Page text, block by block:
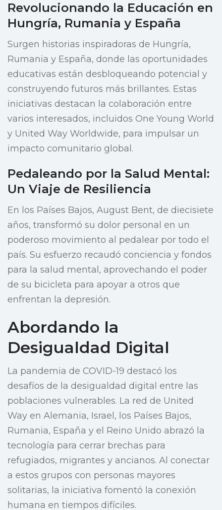
Revolucionando la Educación en
Hungría, Rumania y España
Surgen historias inspiradoras de Hungría,
Rumania y España, donde las oportunidades
educativas están desbloqueando potencial y
construyendo futuros más brillantes. Estas
iniciativas destacan la colaboración entre
varios interesados, incluidos One Young World
y United Way Worldwide, para impulsar un
impacto comunitario global.
Pedaleando por la Salud Mental:
Un Viaje de Resiliencia
En los Países Bajos, August Bent, de diecisiete
años, transformó su dolor personal en un
poderoso movimiento al pedalear por todo el
país. Su esfuerzo recaudó conciencia y fondos
para la salud mental, aprovechando el poder
de su bicicleta para apoyar a otros que
enfrentan la depresión.
Abordando la
Desigualdad Digital
La pandemia de COVID-19 destacó los
desafíos de la desigualdad digital entre las
poblaciones vulnerables. La red de United
Way en Alemania, Israel, los Países Bajos,
Rumania, España y el Reino Unido abrazó la
tecnología para cerrar brechas para
refugiados, migrantes y ancianos. Al conectar
a estos grupos con personas mayores
solitarias, la iniciativa fomentó la conexión
humana en tiempos difíciles.